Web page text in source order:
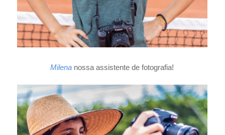
Milenanossa assistente de fotografia!